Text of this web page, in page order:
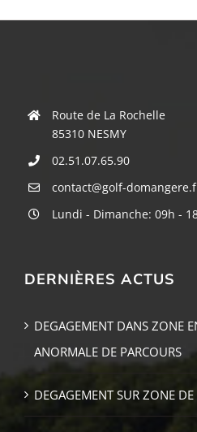
Route de La Rochelle
85310 NESMY
02.51.07.65.90
contact@golf-
Lundi - Dimanche: 09h -
DERNIÈRES ACTUS
DEGAGEMENT DANS ZONE
ANORMALE DE PARCOURS
DEGAGEMENT SUR ZONE DE